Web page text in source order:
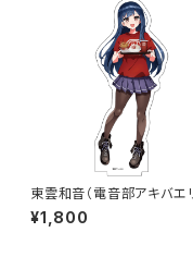
東雲和音（電音部アキバエリ
ドム音部コラボアクリルス
ド
¥1,800